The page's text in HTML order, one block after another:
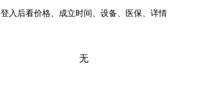
登入后看价格、成立时间、设备、医保、详情
无